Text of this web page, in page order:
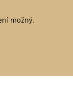
možný.